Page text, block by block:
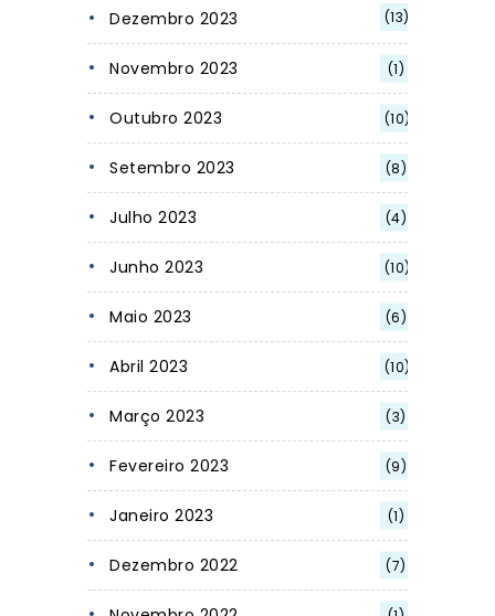
Dezembro 2023 (13)
Novembro 2023 (1)
Outubro 2023 (10)
Setembro 2023 (8)
Julho 2023 (4)
Junho 2023 (10)
Maio 2023 (6)
Abril 2023 (10)
Março 2023 (3)
Fevereiro 2023 (9)
Janeiro 2023 (1)
Dezembro 2022 (7)